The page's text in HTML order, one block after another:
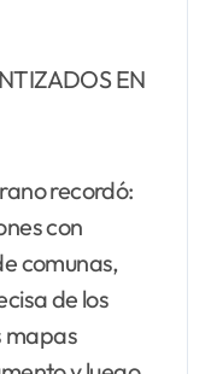
EN
recordó:
con
comunas,
de los
mapas